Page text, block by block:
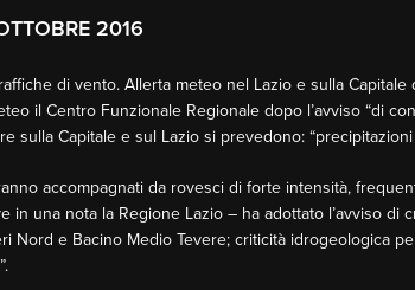
2016
di vento. Allerta meteo nel Lazio e sulla
il Centro Funzionale Regionale dopo l’avviso “di
sulla Capitale e sul Lazio si prevedono:
accompagnati da rovesci di forte intensità,
in una nota la Regione Lazio – ha adottato l’avviso
Nord e Bacino Medio Tevere; criticità idrogeologica